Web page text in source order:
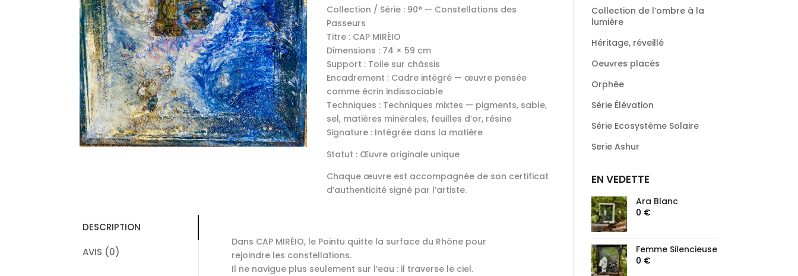
Collection / Série : 90° — Constellations des
Passeurs
Titre : CAP MIRÈIO
Dimensions : 74 × 59 cm
Support : Toile sur châssis
Encadrement : Cadre intégré — œuvre pensée
comme écrin indissociable
Techniques : Techniques mixtes — pigments, sable,
sel, matières minérales, feuilles d’or, résine
Signature : Intégrée dans la matière
Statut : Œuvre originale unique
Chaque œuvre est accompagnée de son certificat
d’authenticité signé par l’artiste.
DESCRIPTION
AVIS (0)
Dans CAP MIRÈIO, le Pointu quitte la surface du Rhône pour
rejoindre les constellations.
Il ne navigue plus seulement sur l’eau : il traverse le ciel.
Collection de l’ombre à la
lumière
Héritage, réveillé
Oeuvres placés
Orphée
Série Élévation
Série Ecosystème Solaire
Serie Ashur
EN VEDETTE
Ara Blanc
0 €
Femme Silencieuse
0 €